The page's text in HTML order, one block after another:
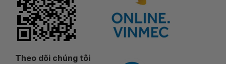
Theo dõi chúng tôi